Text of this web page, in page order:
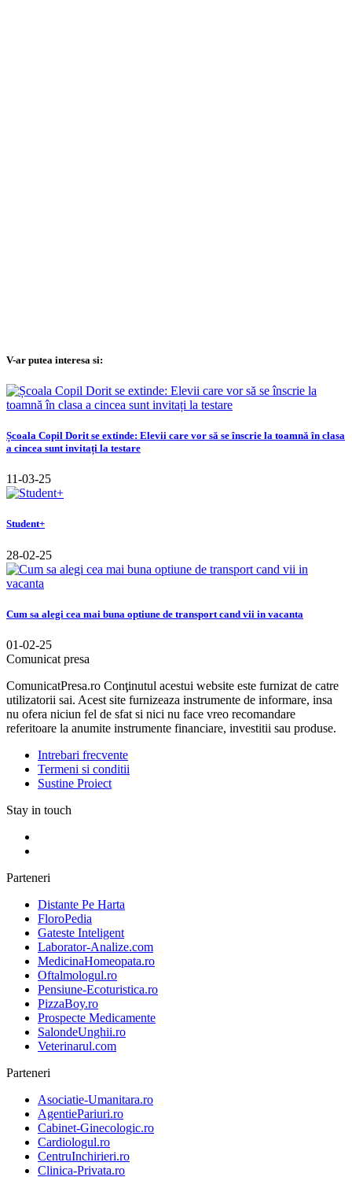
V-ar putea interesa si:
Școala Copil Dorit se extinde: Elevii care vor să se înscrie la toamnă în clasa
a cincea sunt invitați la testare
11-03-25
Student+
28-02-25
Cum sa alegi cea mai buna optiune de transport cand vii in vacanta
01-02-25
Comunicat presa
ComunicatPresa.ro Conţinutul acestui website este furnizat de catre
utilizatorii sai. Acest site furnizeaza instrumente de informare, insa
nu ofera niciun fel de sfat si nici nu face vreo recomandare
referitoare la anumite instrumente financiare, investitii sau produse.
Intrebari frecvente
Termeni si conditii
Sustine Proiect
Stay in touch
Parteneri
Distante Pe Harta
FloroPedia
Gateste Inteligent
Laborator-Analize.com
MedicinaHomeopata.ro
Oftalmologul.ro
Pensiune-Ecoturistica.ro
PizzaBoy.ro
Prospecte Medicamente
SalondeUnghii.ro
Veterinarul.com
Parteneri
Asociatie-Umanitara.ro
AgentiePariuri.ro
Cabinet-Ginecologic.ro
Cardiologul.ro
CentruInchirieri.ro
Clinica-Privata.ro